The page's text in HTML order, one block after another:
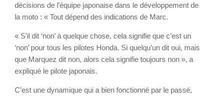
décisions de l’équipe japonaise dans le développement de
la moto : « Tout dépend des indications de Marc.
« S’il dit ‘non’ à quelque chose, cela signifie que c’est un
‘non’ pour tous les pilotes Honda. Si quelqu’un dit oui, mais
que Marquez dit non, alors cela signifie toujours non », a
expliqué le pilote japonais.
C’est une dynamique qui a bien fonctionné par le passé,